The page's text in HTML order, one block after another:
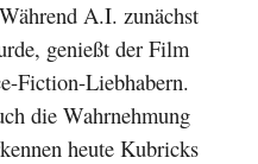
A.I. zunächst
genießt der Film
Fiction-Liebhabern.
die Wahrnehmung
heute Kubricks